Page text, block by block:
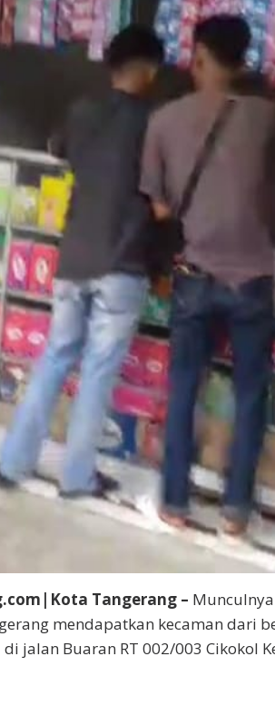
Tangerang –
mendapatkan kecaman dari
jalan Buaran RT 002/003 Cikokol